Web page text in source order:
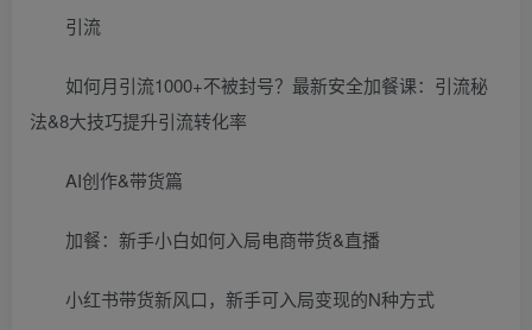
引流
如何月引流1000+不被封号？最新安全加餐课：引流秘
法&8大技巧提升引流转化率
AI创作&带货篇
加餐：新手小白如何入局电商带货&直播
小红书带货新风口，新手可入局变现的N种方式